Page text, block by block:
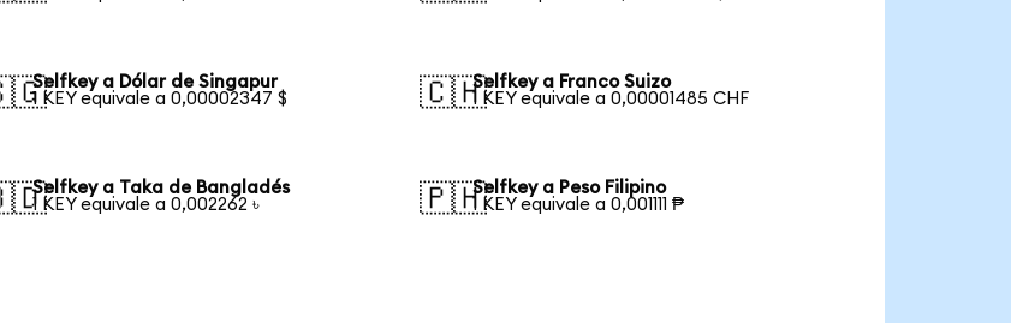
Selfkey a Dólar de Singapur
1 KEY equivale a 0,00002347 $
🇨🇭Selfkey a Franco Suizo
1 KEY equivale a 0,00001485 CHF
Selfkey a Taka de Bangladés
1 KEY equivale a 0,002262 ৳
🇵🇭Selfkey a Peso Filipino
1 KEY equivale a 0,001111 ₱